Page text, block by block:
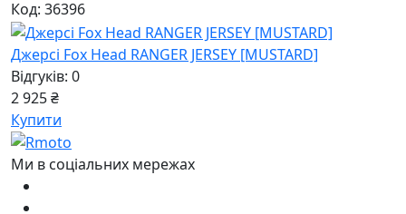
Код: 36396
Джерсі Fox Head RANGER JERSEY [MUSTARD]
Відгуків: 0
2 925 ₴
Купити
Ми в соціальних мережах